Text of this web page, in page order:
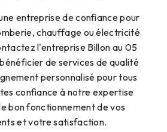
entreprise de confiance pour
chauffage ou électricité
l'entreprise Billon au 05
de services de qualité
personnalisé pour tous
confiance à notre expertise
bon fonctionnement de vos
et votre satisfaction.